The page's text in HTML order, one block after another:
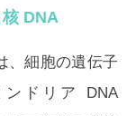
DNA
、細胞の遺伝子
ドリア DNA